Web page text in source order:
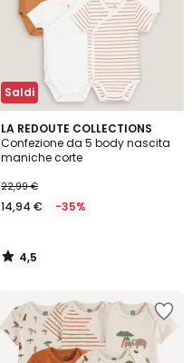
Saldi
LA REDOUTE COLLECTIONS
Confezione da 5 body nascita
maniche corte
22,99 €
14,94 € -35%
4,5
/ 5
4,5
/